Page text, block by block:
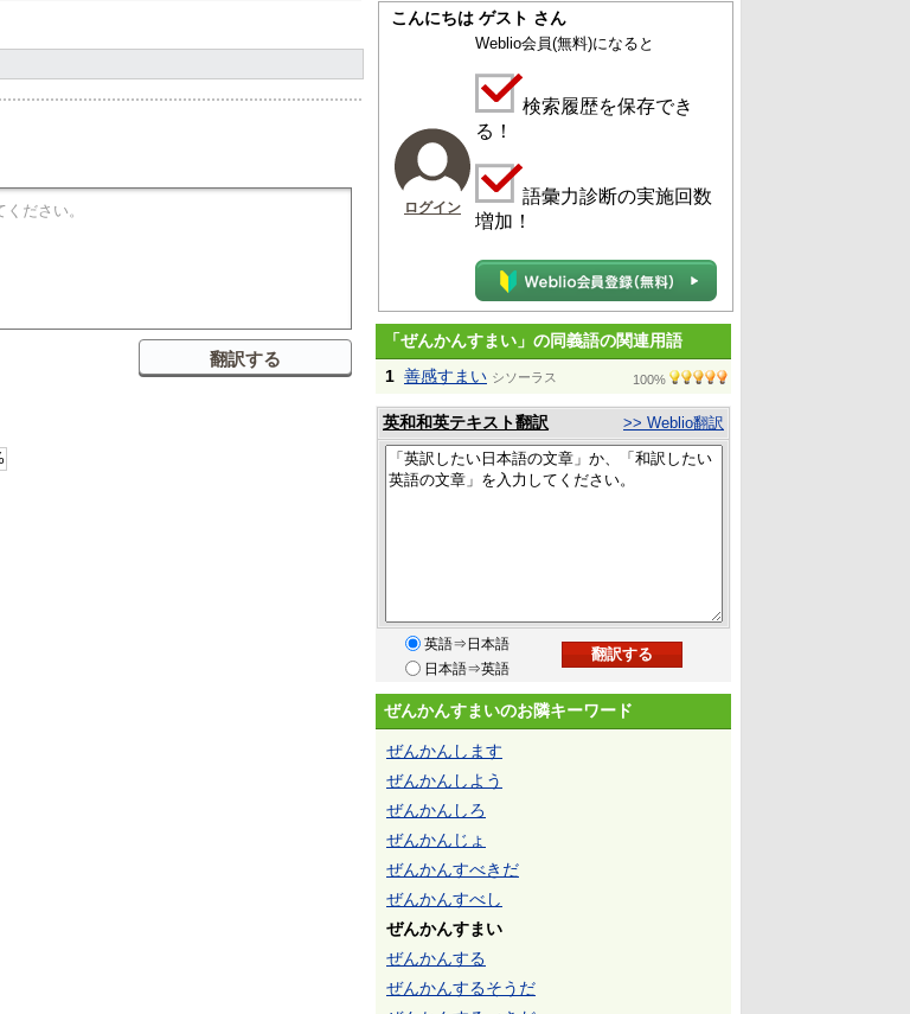
こんにちは ゲスト さん
ログイン
Weblio会員(無料)になると
検索履歴を保存でき
る！
語彙力診断の実施回数
増加！
「ぜんかんすまい」の同義語の関連用語
1 善感すまい シソーラス 100%
英和和英テキスト翻訳 >> Weblio翻訳
英語⇒日本語
日本語⇒英語
ぜんかんすまいのお隣キーワード
ぜんかんします
ぜんかんしよう
ぜんかんしろ
ぜんかんじょ
ぜんかんすべきだ
ぜんかんすべし
ぜんかんすまい
ぜんかんする
ぜんかんするそうだ